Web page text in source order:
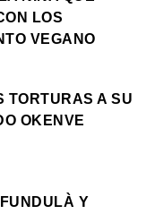
LOS
VEGANO
TORTURAS A SU
OKENVE
Y